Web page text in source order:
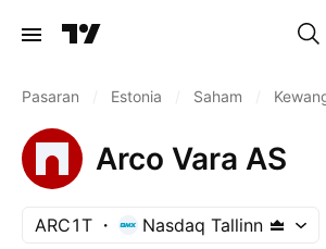
Pasaran Estonia Saham
Arco Vara AS
ARC1T Nasdaq Tallinn